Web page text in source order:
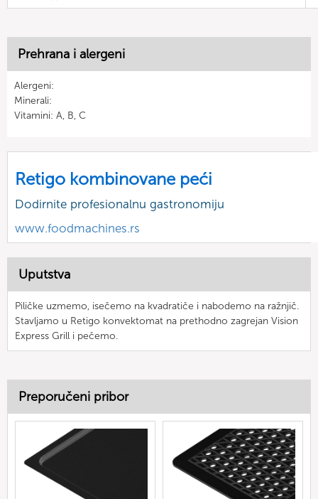
Prehrana i alergeni
Alergeni:
Minerali:
Vitamini: A, B, C
Retigo kombinovane peći
Dodirnite profesionalnu gastronomiju
www.foodmachines.rs
Uputstva
Piličke uzmemo, isečemo na kvadratiče i nabodemo na ražnjič.
Stavljamo u Retigo konvektomat na prethodno zagrejan Vision
Express Grill i pečemo.
Preporučeni pribor